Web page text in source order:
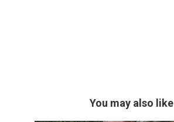
You may also like